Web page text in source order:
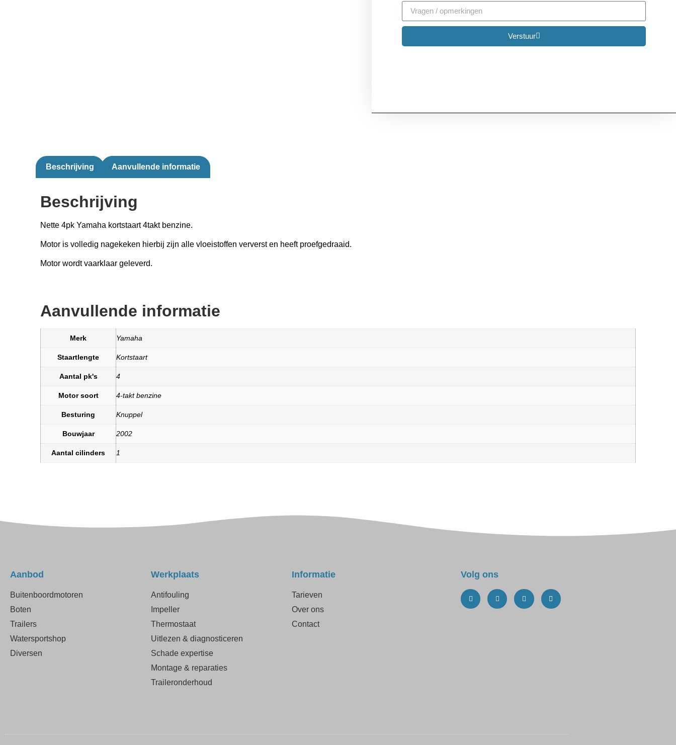
Verstuur
Beschrijving Aanvullende informatie
Beschrijving
Nette 4pk Yamaha kortstaart 4takt benzine.
Motor is volledig nagekeken hierbij zijn alle vloeistoffen ververst en heeft proefgedraaid.
Motor wordt vaarklaar geleverd.
Aanvullende informatie
Merk Yamaha
Staartlengte Kortstaart
Aantal pk's 4
Motor soort 4-takt benzine
Besturing Knuppel
Bouwjaar 2002
Aantal cilinders 1
Aanbod
Buitenboordmotoren
Boten
Trailers
Watersportshop
Diversen
Werkplaats
Antifouling
Impeller
Thermostaat
Uitlezen & diagnosticeren
Schade expertise
Montage & reparaties
Traileronderhoud
Informatie
Tarieven
Over ons
Contact
Volg ons